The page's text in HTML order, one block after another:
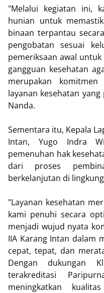
"Melalui kegiatan ini,
hunian untuk
binaan terpantau
pengobatan sesuai
pemeriksaan awal
gangguan kesehatan
merupakan
layanan kesehatan
Nanda.
Sementara itu, Kepala
Intan, Yugo Indra
pemenuhan hak
dari proses
berkelanjutan di
"Layanan kesehatan
kami penuhi secara
menjadi wujud nyata
IIA Karang Intan dalam
cepat, tepat, dan
Dengan dukungan
terakreditasi
meningkatkan